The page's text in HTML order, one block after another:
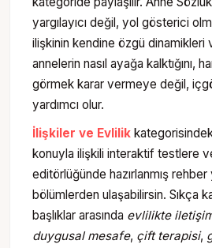
yargılayıcı değil, yol gösterici
ilişkinin kendine özgü dinamikleri
annelerin nasıl ayağa kalktığını,
görmek karar vermeye değil,
yardımcı olur.
İlişkiler ve Evlilik
konuyla ilişkili interaktif testlere
editörlüğünde hazırlanmış rehber
bölümlerden ulaşabilirsin. Sıkça
başlıklar arasında evlilikte
duygusal mesafe, çift terapisi,